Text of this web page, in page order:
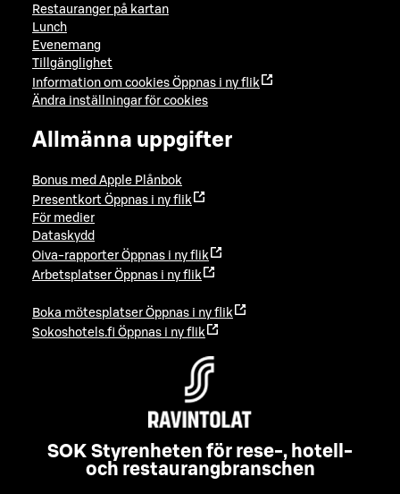
Restauranger på kartan
Lunch
Evenemang
Tillgänglighet
Information om cookies Öppnas i ny flik
Ändra inställningar för cookies
Allmänna uppgifter
Bonus med Apple Plånbok
Presentkort Öppnas i ny flik
För medier
Dataskydd
Oiva-rapporter Öppnas i ny flik
Arbetsplatser Öppnas i ny flik
Boka mötesplatser Öppnas i ny flik
Sokoshotels.fi Öppnas i ny flik
SOK Styrenheten för rese-, hotell-
och restaurangbranschen